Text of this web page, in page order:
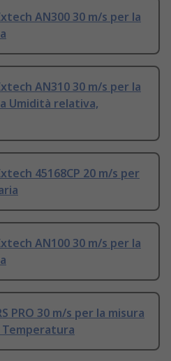
AN300 30 m/s per la
AN310 30 m/s per la
Umidità relativa,
45168CP 20 m/s per
AN100 30 m/s per la
PRO 30 m/s per la misura